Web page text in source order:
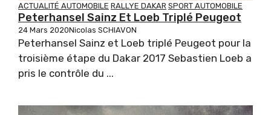
ACTUALITÉ AUTOMOBILE RALLYE DAKAR SPORT AUTOMOBILE
Peterhansel Sainz Et Loeb Triplé Peugeot
24 Mars 2020Nicolas SCHIAVON
Peterhansel Sainz et Loeb triplé Peugeot pour la
troisième étape du Dakar 2017 Sebastien Loeb a
pris le contrôle du ...